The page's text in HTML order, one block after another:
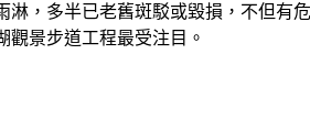
，多半已老舊斑駁或毀損，不但有
景步道工程最受注目。